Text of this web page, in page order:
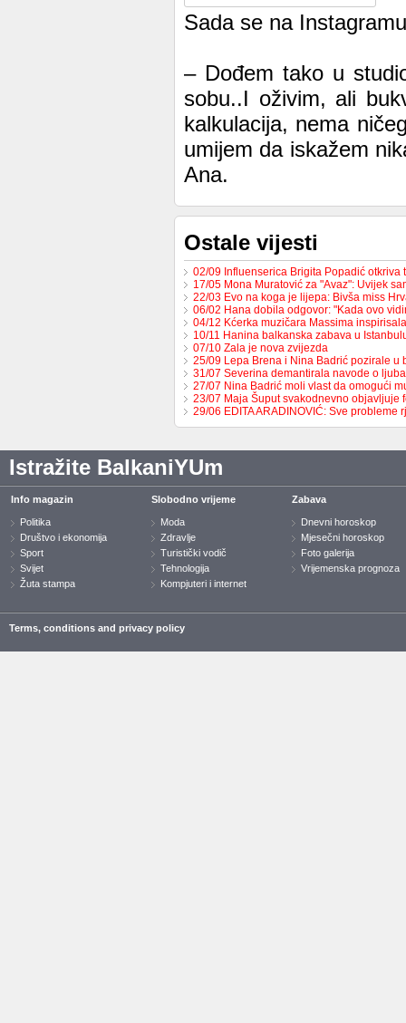
Sada se na
– Dođem tako u
sobu..I oživim, ali
kalkulacija, nema
umijem da iskažem
Ana.
Ostale vijesti
02/09 Influenserica Brigita Popadić
17/05 Mona Muratović za "Avaz": Uvijek
22/03 Evo na koga je lijepa: Bivša miss
06/02 Hana dobila odgovor: "Kada ovo
04/12 Kćerka muzičara Massima
10/11 Hanina balkanska zabava u
07/10 Zala je nova zvijezda
25/09 Lepa Brena i Nina Badrić pozirale u
31/07 Severina demantirala navode o
27/07 Nina Badrić moli vlast da omogući
23/07 Maja Šuput svakodnevno objavljuje
29/06 EDITA ARADINOVIĆ: Sve
Istražite BalkaniYUm
Info magazin
Politika
Društvo i ekonomija
Sport
Svijet
Žuta stampa
Slobodno vrijeme
Moda
Zdravlje
Turistički vodič
Tehnologija
Kompjuteri i internet
Zabava
Dnevni horoskop
Mjesečni horoskop
Foto galerija
Vrijemenska prognoza
Terms, conditions and privacy policy